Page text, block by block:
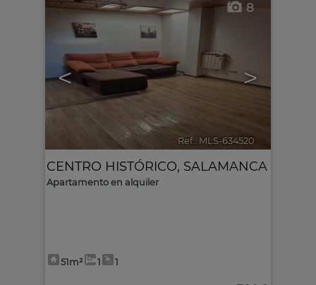
< >
8
Ref.. MLS-634520 🔗
CENTRO HISTÓRICO, SALAMANCA
Apartamento en alquiler
51m² 1 1